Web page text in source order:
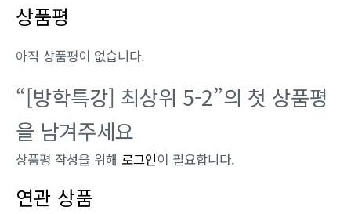
상품평
아직 상품평이 없습니다.
“[방학특강] 최상위 5-2”의 첫 상품평
을 남겨주세요
상품평 작성을 위해 로그인이 필요합니다.
연관 상품